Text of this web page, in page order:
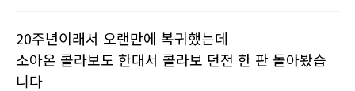
20주년이래서 오랜만에 복귀했는데
소아온 콜라보도 한대서 콜라보 던전 한 판 돌아봤습
니다